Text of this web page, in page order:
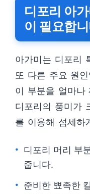
디포리 아
이 필요합
아가미는 디포리
또 다른 주요 원
이 부분을 얼마나
디포리의 풍미가
를 이용해 섬세하
디포리 머리 부
줍니다.
준비한 뾰족한